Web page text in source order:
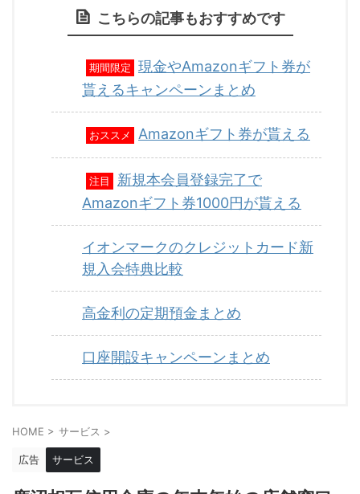
こちらの記事もおすすめです
期間限定
現金やAmazonギフト券が
貰えるキャンペーンまとめ
おススメ Amazonギフト券が貰える
注目
新規本会員登録完了で
Amazonギフト券1000円が貰える
イオンマークのクレジットカード新
規入会特典比較
高金利の定期預金まとめ
口座開設キャンペーンまとめ
HOME > サービス >
広告 サービス